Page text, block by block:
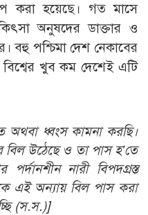
করা হয়েছে। গত মাসে
অনুষদের ডাক্তার ও
বহু পশ্চিমা দেশ নেকাবের
বিশ্বের খুব কম দেশেই এটি
অথবা ধ্বংস কামনা করছি।
বিল উঠেছে ও তা পাস হ’তে
নারী বিপদগ্রস্ত
এই অন্যায় বিল পাস করা
(স.স.)]